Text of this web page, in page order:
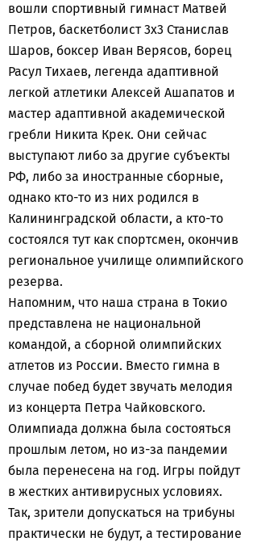
вошли спортивный гимнаст Матвей
Петров, баскетболист 3x3 Станислав
Шаров, боксер Иван Верясов, борец
Расул Тихаев, легенда адаптивной
легкой атлетики Алексей Ашапатов и
мастер адаптивной академической
гребли Никита Крек. Они сейчас
выступают либо за другие субъекты
РФ, либо за иностранные сборные,
однако кто-то из них родился в
Калининградской области, а кто-то
состоялся тут как спортсмен, окончив
региональное училище олимпийского
резерва.
Напомним, что наша страна в Токио
представлена не национальной
командой, а сборной олимпийских
атлетов из России. Вместо гимна в
случае побед будет звучать мелодия
из концерта Петра Чайковского.
Олимпиада должна была состояться
прошлым летом, но из-за пандемии
была перенесена на год. Игры пойдут
в жестких антивирусных условиях.
Так, зрители допускаться на трибуны
практически не будут, а тестирование